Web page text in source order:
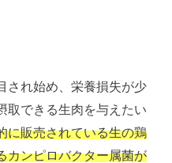
され始め、栄養損失が少
取できる生肉を与えたい
に販売されている生の鶏
カンピロバクター属菌が